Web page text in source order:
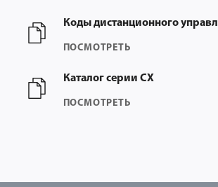
Коды дистанционного
ПОСМОТРЕТЬ
Каталог серии CX
ПОСМОТРЕТЬ